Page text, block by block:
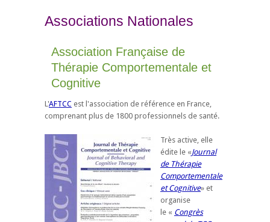
Associations Nationales
Association Française de
Thérapie Comportementale et
Cognitive
L'AFTCC est l'association de référence en France,
comprenant plus de 1800 professionnels de santé.
Très active, elle
édite le «Journal
de Thérapie
Comportementale
et Cognitive» et
organise
le « Congrès